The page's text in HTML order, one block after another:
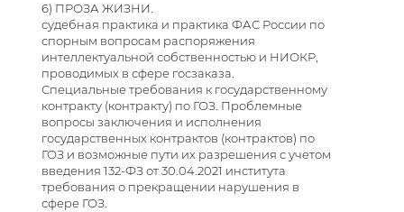
6) ПРОЗА ЖИЗНИ.
судебная практика и практика ФАС России по
спорным вопросам распоряжения
интеллектуальной собственностью и НИОКР,
проводимых в сфере госзаказа.
Специальные требования к государственному
контракту (контракту) по ГОЗ. Проблемные
вопросы заключения и исполнения
государственных контрактов (контрактов) по
ГОЗ и возможные пути их разрешения с учетом
введения 132-ФЗ от 30.04.2021 института
требования о прекращении нарушения в
сфере ГОЗ.